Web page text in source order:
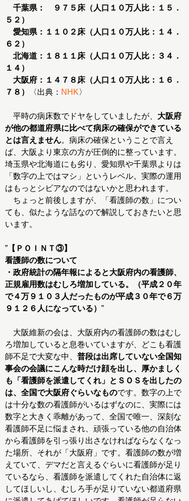
千葉県： ９７５床（人口１０万人比：１５．
５２）
愛知県：１１０２床（人口１０万人比：１４．
６２）
北海道：１８１１床（人口１０万人比：３４．
１４）
大阪府：１４７８床（人口１０万人比：１６．
７８）
〈出典： NHK〉
平時の病床数でドヤをしていましたが、 大阪府
が他の都道府県に比べて病床の確保ができている
とは言えません。病床の確保ということで言え
ば、大阪より東京の方が圧倒的に整っています。
埼玉県や北海道にも劣り、愛知県や千葉県よりは
「数字の上ではマシ」というレベル。実際の運用
はもっとシビアなのではないかと思われます。
ちょっと前後しますが、「看護師の数」につい
ても、似たような話なので解説しておきたいと思
います。
” 【ＰＯＩＮＴ③】
看護師の数について
・政府統計の隔年報によると大阪府内の看護師、
正規雇用数はむしろ増加している。（平成２０年
で４万９１０３人だったものが平成３０年で６万
９１２６人になっている） ”
大阪維新の会は、大阪府内の看護師の数はむし
ろ増加していると息巻いていますが、どこも看護
師不足で大変な中、 普段は出席していない全国知
事会の会議にこんな時だけ顔を出し、厚かましく
も「看護師を派遣してくれ」とＳＯＳを出したの
は、全国で大阪府ぐらいなものです。数字の上で
は十分な数の看護師がいるはずなのに、実際には
数字と大きく乖離があって、全国で唯一、深刻な
看護師不足に悩まされ、頑張っている他の自治体
から看護師を引っ張り出さなければならなくなっ
た場所、それが「大阪府」です。看護師の数が増
えていて、デマだと言えるぐらいに看護師が足り
ているなら、看護師を派遣してくれた自治体に返
してほしいし、むしろ手が足りていない都道府県